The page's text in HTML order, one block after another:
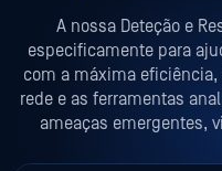
A nossa Deteção e
especificamente para
com a máxima
rede e as ferramentas
ameaças emergentes,